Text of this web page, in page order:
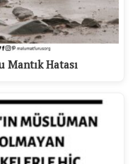
Mantık Hatası